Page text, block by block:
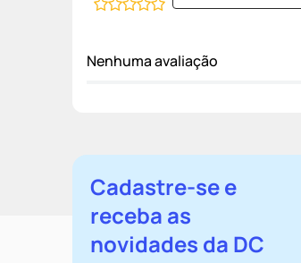
Nenhuma avaliação
Cadastre-se e
receba as
novidades da DC